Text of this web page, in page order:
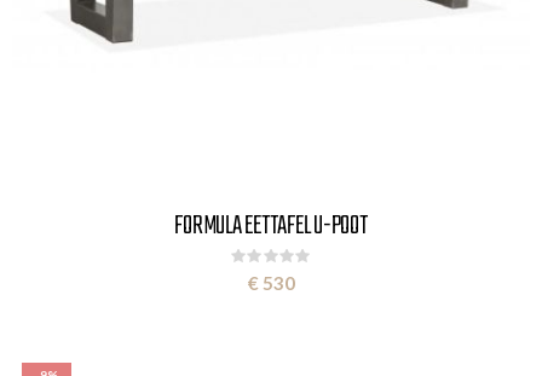
FORMULA EETTAFEL U-POOT
Rating:
€ 530